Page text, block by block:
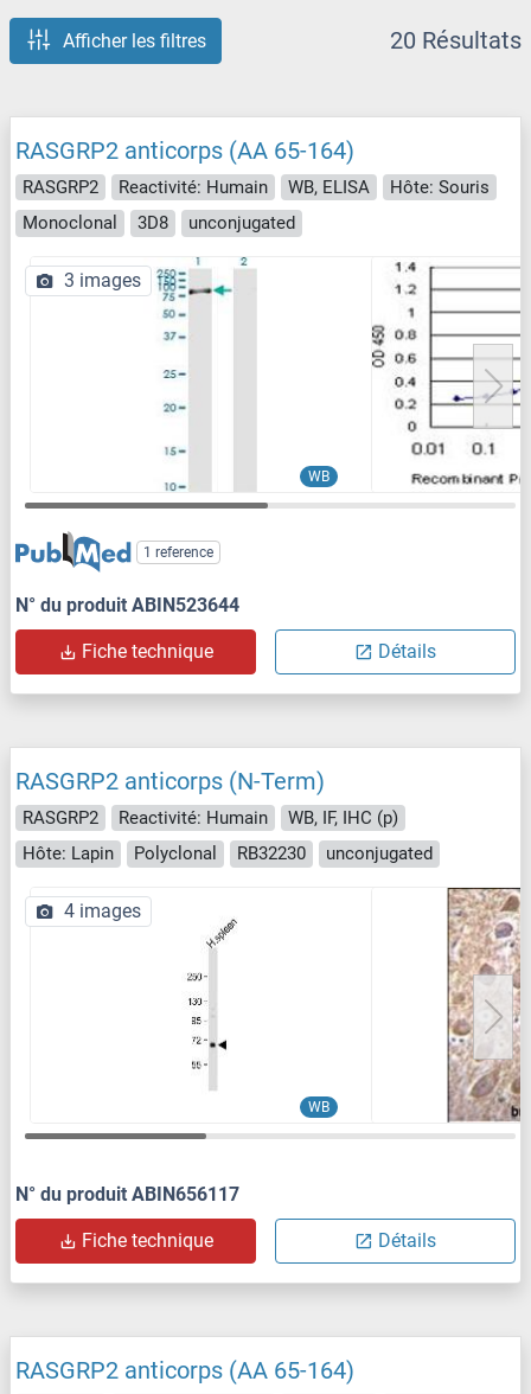
Afficher les filtres 20 Résultats
RASGRP2 anticorps (AA 65-164)
RASGRP2 Reactivité: Humain WB, ELISA
Hôte: Souris
Monoclonal
3D8 unconjugated
WB
3 images
1 reference
N° du produit ABIN523644
Fiche technique Détails
RASGRP2 anticorps (N-Term)
RASGRP2 Reactivité: Humain
WB, IF, IHC (p)
Hôte: Lapin
Polyclonal RB32230 unconjugated
WB
4 images
N° du produit ABIN656117
Fiche technique Détails
RASGRP2 anticorps (AA 65-164)